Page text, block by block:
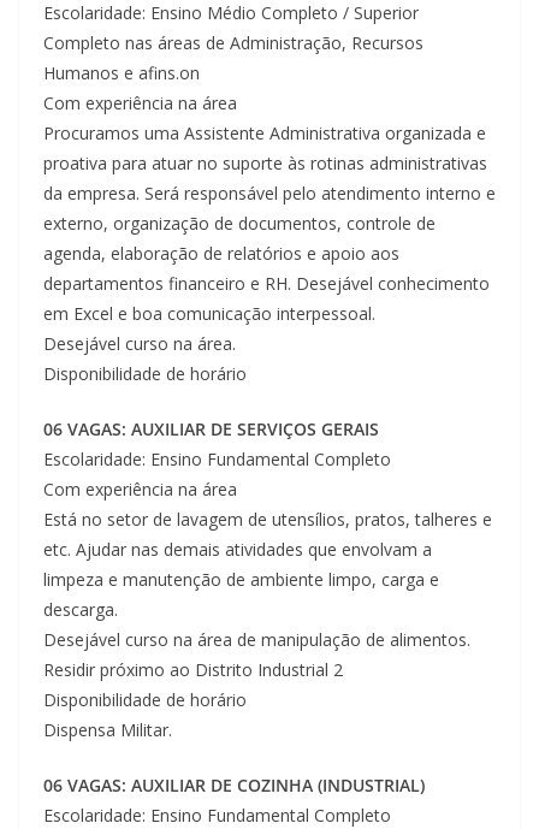
Escolaridade: Ensino Médio Completo / Superior
Completo nas áreas de Administração, Recursos
Humanos e afins.on
Com experiência na área
Procuramos uma Assistente Administrativa organizada e
proativa para atuar no suporte às rotinas administrativas
da empresa. Será responsável pelo atendimento interno e
externo, organização de documentos, controle de
agenda, elaboração de relatórios e apoio aos
departamentos financeiro e RH. Desejável conhecimento
em Excel e boa comunicação interpessoal.
Desejável curso na área.
Disponibilidade de horário
06 VAGAS: AUXILIAR DE SERVIÇOS GERAIS
Escolaridade: Ensino Fundamental Completo
Com experiência na área
Está no setor de lavagem de utensílios, pratos, talheres e
etc. Ajudar nas demais atividades que envolvam a
limpeza e manutenção de ambiente limpo, carga e
descarga.
Desejável curso na área de manipulação de alimentos.
Residir próximo ao Distrito Industrial 2
Disponibilidade de horário
Dispensa Militar.
06 VAGAS: AUXILIAR DE COZINHA (INDUSTRIAL)
Escolaridade: Ensino Fundamental Completo